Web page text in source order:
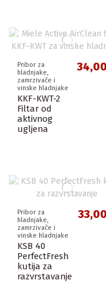
Pribor za
hladnjake,
zamrzivače i
vinske hladnjake
KKF-KWT-2
Filtar od
aktivnog
ugljena
Pribor za
hladnjake,
zamrzivače i
vinske hladnjake
KSB 40
PerfectFresh
kutija za
razvrstavanje